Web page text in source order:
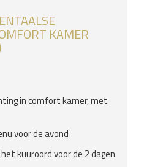
KAMER
in comfort kamer, met
voor de avond
kuuroord voor de 2 dagen